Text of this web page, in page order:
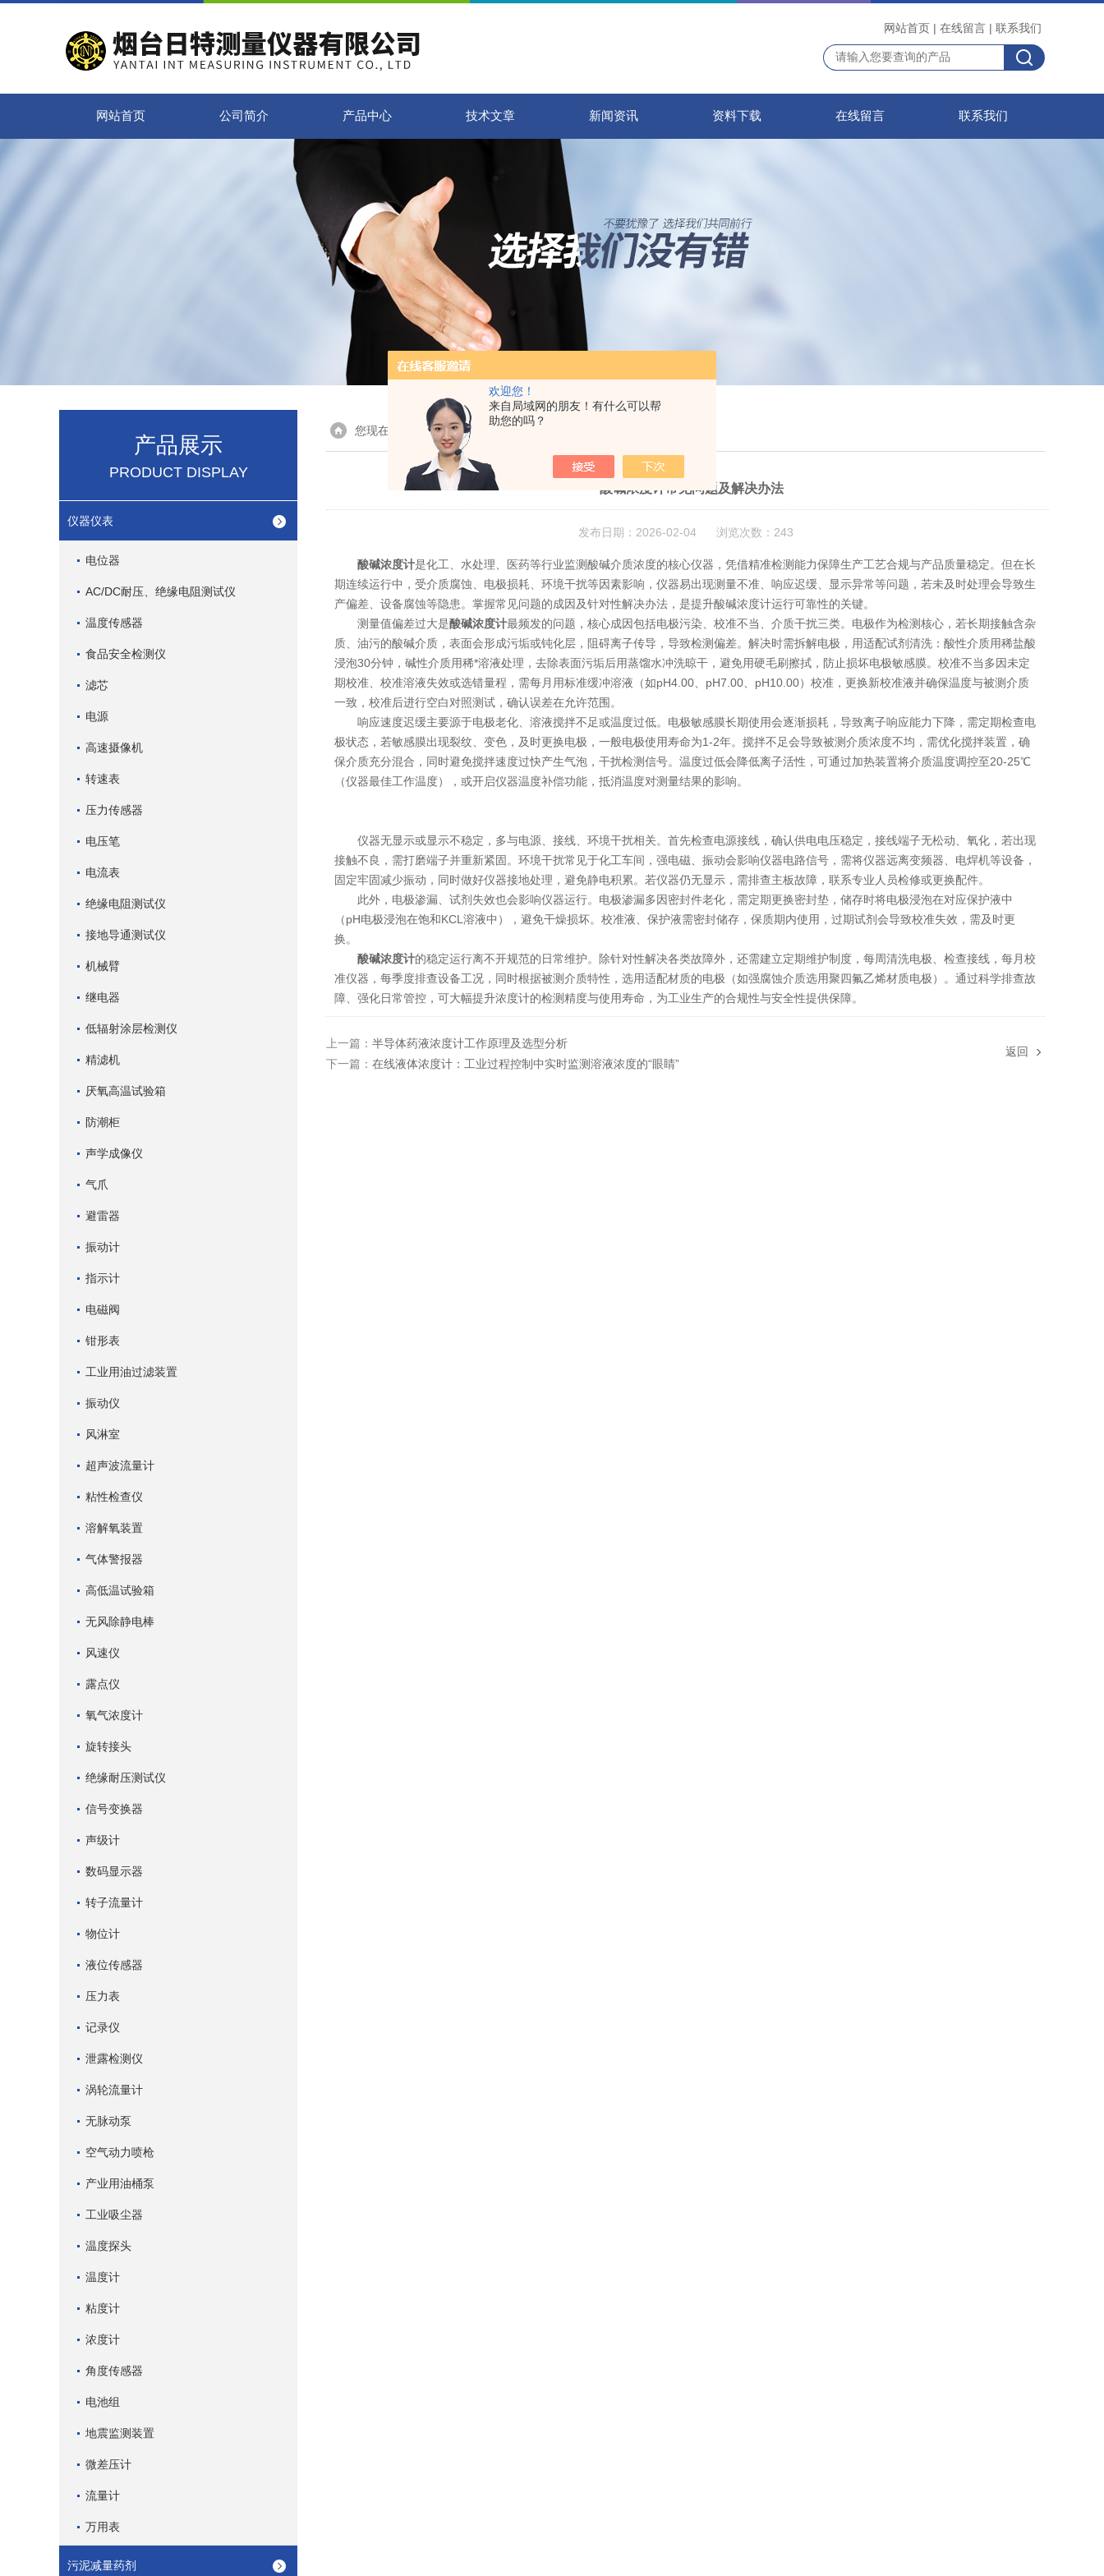
欢迎您！
来自局域网的朋友！有什么可以帮
助您的吗？
网站首页 | 在线留言 | 联系我们
网站首页 公司简介 产品中心 技术文章 新闻资讯 资料下载 在线留言 联系我们
产品展示
PRODUCT DISPLAY
仪器仪表
电位器
AC/DC耐压、绝缘电阻测试仪
温度传感器
食品安全检测仪
滤芯
电源
高速摄像机
转速表
压力传感器
电压笔
电流表
绝缘电阻测试仪
接地导通测试仪
机械臂
继电器
低辐射涂层检测仪
精滤机
厌氧高温试验箱
防潮柜
声学成像仪
气爪
避雷器
振动计
指示计
电磁阀
钳形表
工业用油过滤装置
振动仪
风淋室
超声波流量计
粘性检查仪
溶解氧装置
气体警报器
高低温试验箱
无风除静电棒
风速仪
露点仪
氧气浓度计
旋转接头
绝缘耐压测试仪
信号变换器
声级计
数码显示器
转子流量计
物位计
液位传感器
压力表
记录仪
泄露检测仪
涡轮流量计
无脉动泵
空气动力喷枪
产业用油桶泵
工业吸尘器
温度探头
温度计
粘度计
浓度计
角度传感器
电池组
地震监测装置
微差压计
流量计
万用表
污泥减量药剂
您现在的位置：首页> 新闻中心 > 酸碱浓度计常见问题及解决办法
酸碱浓度计常见问题及解决办法
发布日期：2026-02-04 浏览次数：243
酸碱浓度计是化工、水处理、医药等行业监测酸碱介质浓度的核心仪器，凭借精准检测能力保障生产工艺合规与产品质量稳定。但在长
期连续运行中，受介质腐蚀、电极损耗、环境干扰等因素影响，仪器易出现测量不准、响应迟缓、显示异常等问题，若未及时处理会导致生
产偏差、设备腐蚀等隐患。掌握常见问题的成因及针对性解决办法，是提升酸碱浓度计运行可靠性的关键。
测量值偏差过大是酸碱浓度计最频发的问题，核心成因包括电极污染、校准不当、介质干扰三类。电极作为检测核心，若长期接触含杂
质、油污的酸碱介质，表面会形成污垢或钝化层，阻碍离子传导，导致检测偏差。解决时需拆解电极，用适配试剂清洗：酸性介质用稀盐酸
浸泡30分钟，碱性介质用稀*溶液处理，去除表面污垢后用蒸馏水冲洗晾干，避免用硬毛刷擦拭，防止损坏电极敏感膜。校准不当多因未定
期校准、校准溶液失效或选错量程，需每月用标准缓冲溶液（如pH4.00、pH7.00、pH10.00）校准，更换新校准液并确保温度与被测介质
一致，校准后进行空白对照测试，确认误差在允许范围。
响应速度迟缓主要源于电极老化、溶液搅拌不足或温度过低。电极敏感膜长期使用会逐渐损耗，导致离子响应能力下降，需定期检查电
极状态，若敏感膜出现裂纹、变色，及时更换电极，一般电极使用寿命为1-2年。搅拌不足会导致被测介质浓度不均，需优化搅拌装置，确
保介质充分混合，同时避免搅拌速度过快产生气泡，干扰检测信号。温度过低会降低离子活性，可通过加热装置将介质温度调控至20-25℃
（仪器最佳工作温度），或开启仪器温度补偿功能，抵消温度对测量结果的影响。
仪器无显示或显示不稳定，多与电源、接线、环境干扰相关。首先检查电源接线，确认供电电压稳定，接线端子无松动、氧化，若出现
接触不良，需打磨端子并重新紧固。环境干扰常见于化工车间，强电磁、振动会影响仪器电路信号，需将仪器远离变频器、电焊机等设备，
固定牢固减少振动，同时做好仪器接地处理，避免静电积累。若仪器仍无显示，需排查主板故障，联系专业人员检修或更换配件。
此外，电极渗漏、试剂失效也会影响仪器运行。电极渗漏多因密封件老化，需定期更换密封垫，储存时将电极浸泡在对应保护液中
（pH电极浸泡在饱和KCL溶液中），避免干燥损坏。校准液、保护液需密封储存，保质期内使用，过期试剂会导致校准失效，需及时更
换。
酸碱浓度计的稳定运行离不开规范的日常维护。除针对性解决各类故障外，还需建立定期维护制度，每周清洗电极、检查接线，每月校
准仪器，每季度排查设备工况，同时根据被测介质特性，选用适配材质的电极（如强腐蚀介质选用聚四氟乙烯材质电极）。通过科学排查故
障、强化日常管控，可大幅提升浓度计的检测精度与使用寿命，为工业生产的合规性与安全性提供保障。
上一篇： 半导体药液浓度计工作原理及选型分析
下一篇： 在线液体浓度计：工业过程控制中实时监测溶液浓度的“眼睛”
返回